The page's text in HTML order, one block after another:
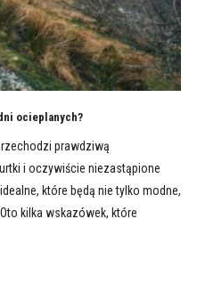
ocieplanych?
prawdziwą
i oczywiście niezastąpione
które będą nie tylko modne,
kilka wskazówek, które